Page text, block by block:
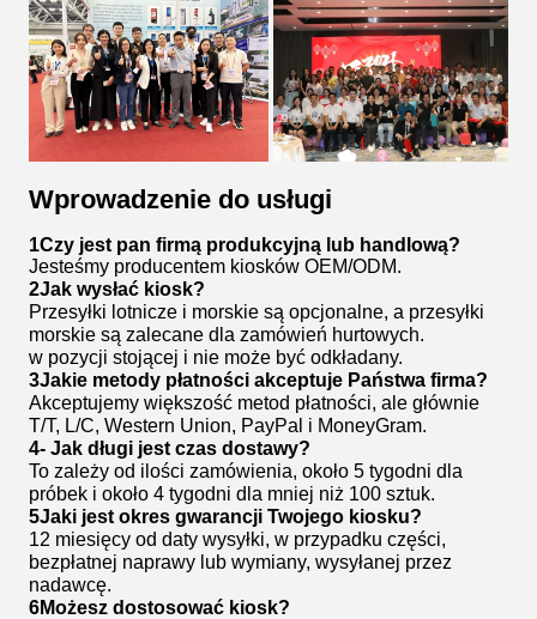
Wprowadzenie do usługi
1Czy jest pan firmą produkcyjną lub handlową?
Jesteśmy producentem kiosków OEM/ODM.
2Jak wysłać kiosk?
Przesyłki lotnicze i morskie są opcjonalne, a przesyłki
morskie są zalecane dla zamówień hurtowych.
w pozycji stojącej i nie może być odkładany.
3Jakie metody płatności akceptuje Państwa firma?
Akceptujemy większość metod płatności, ale głównie
T/T, L/C, Western Union, PayPal i MoneyGram.
4- Jak długi jest czas dostawy?
To zależy od ilości zamówienia, około 5 tygodni dla
próbek i około 4 tygodni dla mniej niż 100 sztuk.
5Jaki jest okres gwarancji Twojego kiosku?
12 miesięcy od daty wysyłki, w przypadku części,
bezpłatnej naprawy lub wymiany, wysyłanej przez
nadawcę.
6Możesz dostosować kiosk?